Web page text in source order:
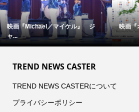
映画『Michael／マイケル』 ジ
ャ...
映画『
TREND NEWS CASTER
TREND NEWS CASTERについて
プライバシーポリシー